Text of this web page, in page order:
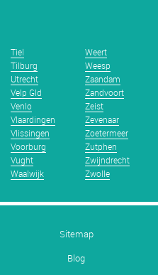
Tiel
Tilburg
Utrecht
Velp Gld
Venlo
Vlaardingen
Vlissingen
Voorburg
Vught
Waalwijk
Weert
Weesp
Zaandam
Zandvoort
Zeist
Zevenaar
Zoetermeer
Zutphen
Zwijndrecht
Zwolle
Sitemap
Blog